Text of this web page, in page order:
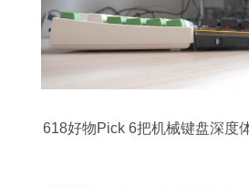
618好物Pick 6把机械键盘深度